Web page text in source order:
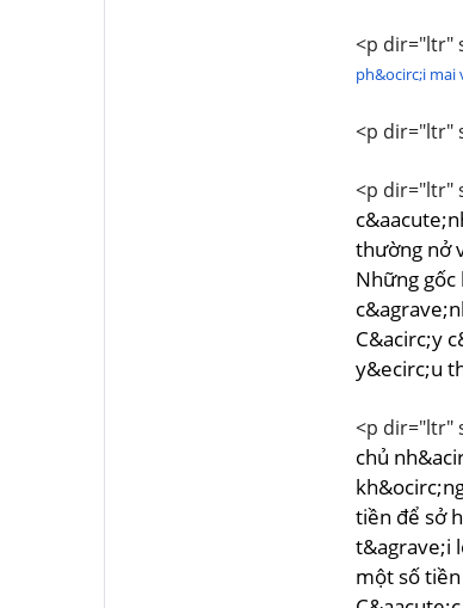
<p dir="ltr"
ph&ocirc;i mai
<p dir="ltr"
<p dir="ltr"
thường nở
Những
C&acirc;y
y&ecirc;u
<p dir="ltr"
chủ
tiền để sở
t&agrave;i
một số